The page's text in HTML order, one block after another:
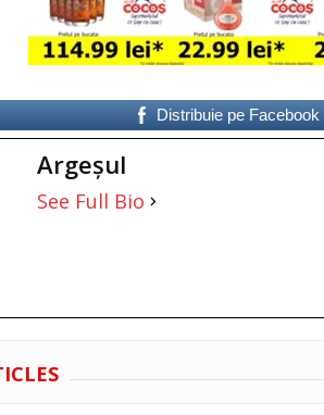
Distribuie pe Facebook
Argeşul
See Full Bio